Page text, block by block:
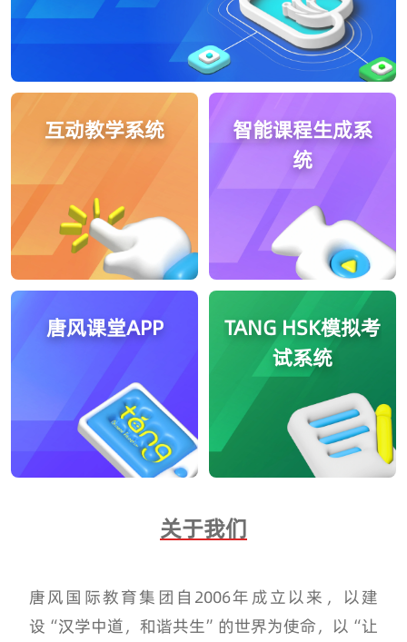
互动教学系统
智能课程生成系
统
唐风课堂APP
TANG HSK模拟考
试系统
关于我们
唐风国际教育集团自2006年成立以来，以建
设“汉学中道，和谐共生”的世界为使命，以“让